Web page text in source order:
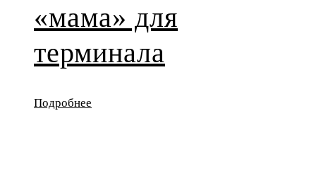
«мама» для
терминала
Подробнее